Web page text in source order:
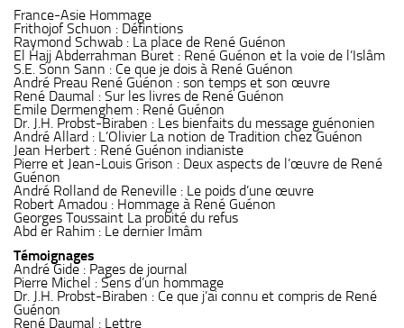
France-Asie Hommage
Frithojof Schuon : Défintions
Raymond Schwab : La place de René Guénon
El Hajj Abderrahman Buret : René Guénon et la voie de l’Islâm
S.E. Sonn Sann : Ce que je dois à René Guénon
André Preau René Guénon : son temps et son œuvre
René Daumal : Sur les livres de René Guénon
Emile Dermenghem : René Guénon
Dr. J.H. Probst-Biraben : Les bienfaits du message guénonien
André Allard : L’Olivier La notion de Tradition chez Guénon
Jean Herbert : René Guénon indianiste
Pierre et Jean-Louis Grison : Deux aspects de l’œuvre de René
Guénon
André Rolland de Reneville : Le poids d’une œuvre
Robert Amadou : Hommage à René Guénon
Georges Toussaint La probité du refus
Abd er Rahim : Le dernier Imâm
Témoignages
André Gide : Pages de journal
Pierre Michel : Sens d’un hommage
Dr. J.H. Probst-Biraben : Ce que j’ai connu et compris de René
Guénon
René Daumal : Lettre